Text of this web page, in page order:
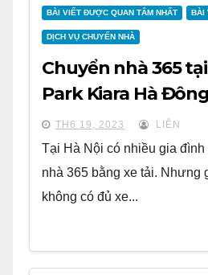
BÀI VIẾT ĐƯỢC QUAN TÂM NHẤT BÀI
DỊCH VỤ CHUYỂN NHÀ
Chuyển nhà 365
Park Kiara Hà Đông
TH6 19, 2023 LIÊN
Tại Hà Nội có nhiều gia
nhà 365 bằng xe tải. Nhưng
không có đủ xe...